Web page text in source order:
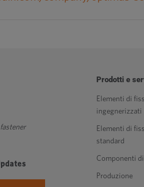
Prodotti e
Elementi di
ingegnerizzati
Elementi di
standard
Componenti
Produzione